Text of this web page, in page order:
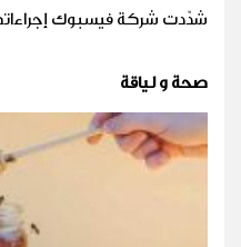
شدّدت شركة فيسبوك
صحة و لياقة